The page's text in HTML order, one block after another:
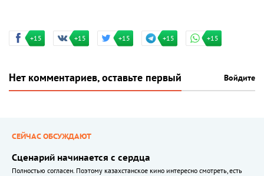
+15 +15 +15 +15 +15
Нет комментариев, оставьте первый Войдите
СЕЙЧАС ОБСУЖДАЮТ
Сценарий начинается с сердца
Полностью согласен. Поэтому казахстанское кино интересно смотреть, есть